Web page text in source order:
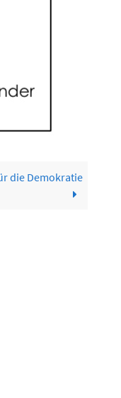
die Demokratie